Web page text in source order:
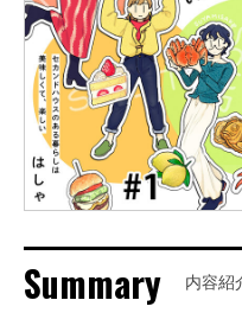
Summary 内容紹